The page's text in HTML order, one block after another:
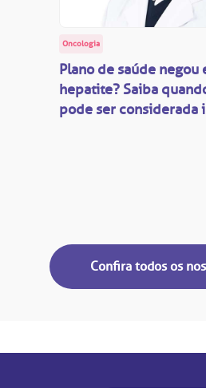
Oncologia
Plano de saúde negou
hepatite? Saiba
pode ser considerada
Confira todos os